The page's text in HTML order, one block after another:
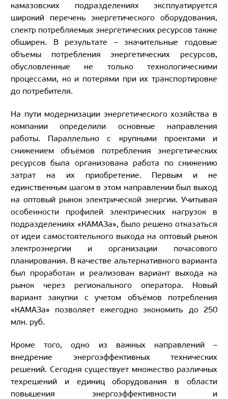
камазовских подразделениях эксплуатируется
широкий перечень энергетического оборудования,
спектр потребляемых энергетических ресурсов также
обширен. В результате – значительные годовые
объемы потребления энергетических ресурсов,
обусловленные не только технологическими
процессами, но и потерями при их транспортировке
до потребителя.
На пути модернизации энергетического хозяйства в
компании определили основные направления
работы. Параллельно с крупными проектами и
снижением объёмов потребления энергетических
ресурсов была организована работа по снижению
затрат на их приобретение. Первым и не
единственным шагом в этом направлении был выход
на оптовый рынок электрической энергии. Учитывая
особенности профилей электрических нагрузок в
подразделениях «КАМАЗа», было решено отказаться
от идеи самостоятельного выхода на оптовый рынок
электроэнергии и организации почасового
планирования. В качестве альтернативного варианта
был проработан и реализован вариант выхода на
рынок через регионального оператора. Новый
вариант закупки с учетом объёмов потребления
«КАМАЗа» позволяет ежегодно экономить до 250
млн. руб.
Кроме того, одно из важных направлений –
внедрение энергоэффективных технических
решений. Сегодня существует множество различных
техрешений и единиц оборудования в области
повышения энергоэффективности и